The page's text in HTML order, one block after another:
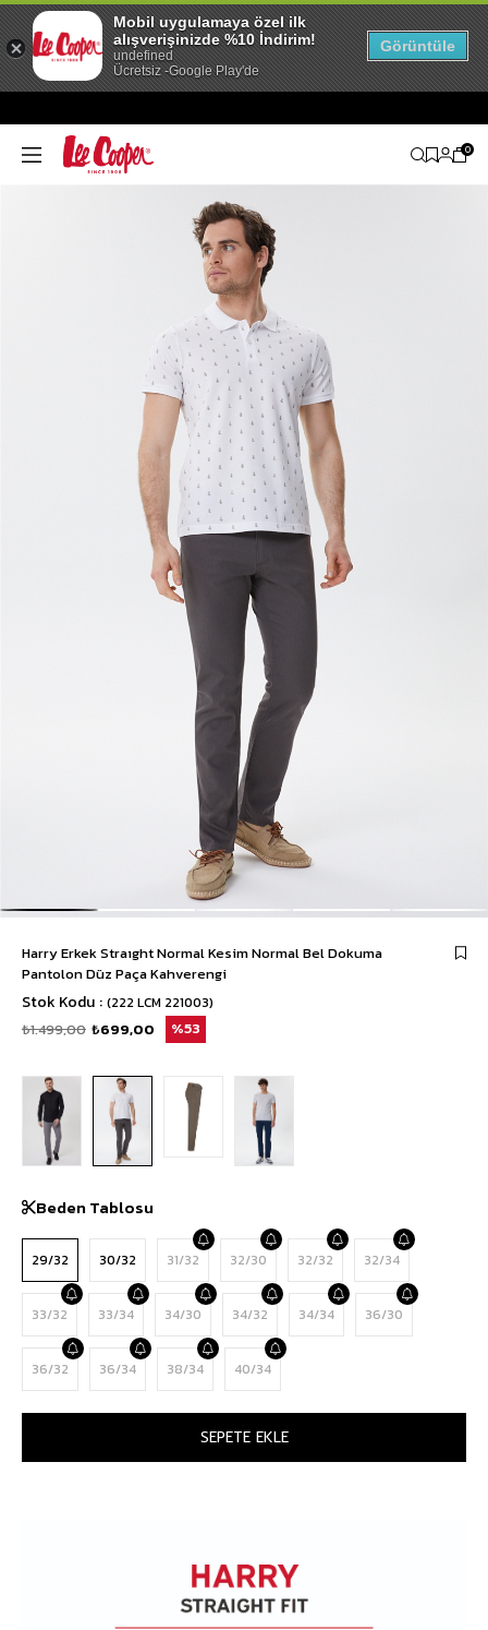
0
Harry Erkek Straıght Normal Kesim Normal Bel Dokuma
Pantolon Düz Paça Kahverengi
Stok Kodu (222 LCM 221003)
₺1.499,00 ₺699,00 53
Beden Tablosu
29/32 30/32 31/32 32/30 32/32 32/34
33/32 33/34 34/30 34/32 34/34 36/30
36/32 36/34 38/34 40/34
Mobil uygulamaya özel ilk
alışverişinizde %10 İndirim!
undefined
Ücretsiz -Google Play'de
Görüntüle